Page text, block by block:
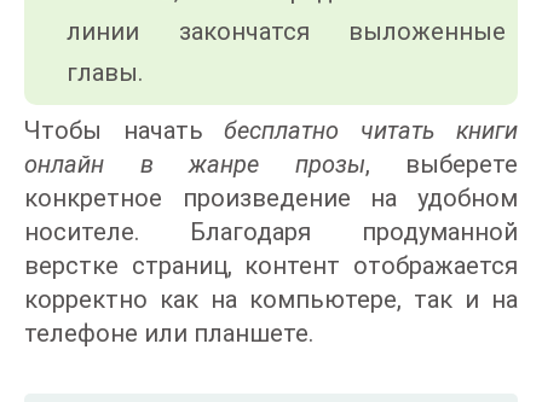
линии закончатся выложенные
главы.
Чтобы начать бесплатно читать книги
онлайн в жанре прозы, выберете
конкретное произведение на удобном
носителе. Благодаря продуманной
верстке страниц, контент отображается
корректно как на компьютере, так и на
телефоне или планшете.